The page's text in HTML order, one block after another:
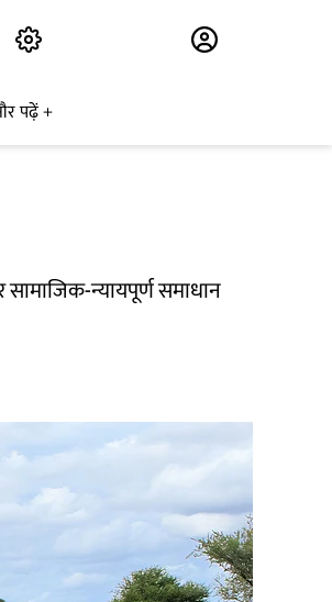
पढ़ें
न्यायपूर्ण समाधान